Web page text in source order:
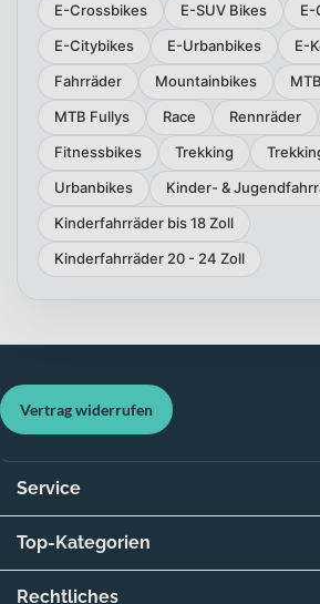
E-Crossbikes
E-SUV Bikes
E-
E-Citybikes
E-Urbanbikes
E-
Fahrräder
Mountainbikes
MTB Fullys
Race Rennräder
Fitnessbikes
Trekking
Urbanbikes
Kinder- &
Kinderfahrräder bis 18 Zoll
Kinderfahrräder 20 - 24 Zoll
Vertrag widerrufen
Service
Top-Kategorien
Rechtliches